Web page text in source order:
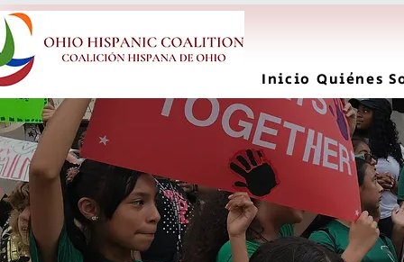
Inicio Quiénes